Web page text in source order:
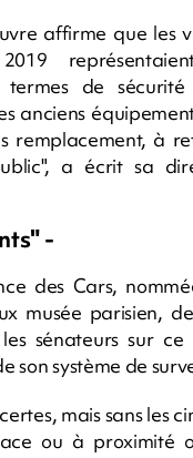
affirme que les
termes de
anciens
remplacement, à
a écrit sa
-
des Cars,
musée parisien,
sénateurs sur
son système de
mais sans les
ou à proximité